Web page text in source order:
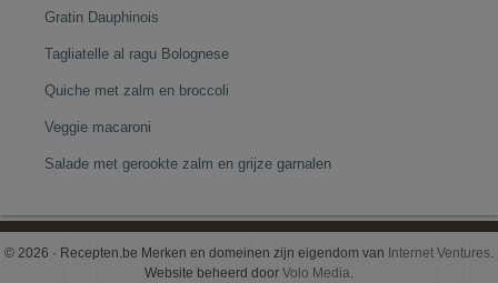
Gratin Dauphinois
Tagliatelle al ragu Bolognese
Quiche met zalm en broccoli
Veggie macaroni
Salade met gerookte zalm en grijze garnalen
© 2026 · Recepten.be Merken en domeinen zijn eigendom van Internet Ventures
Website beheerd door Volo Media